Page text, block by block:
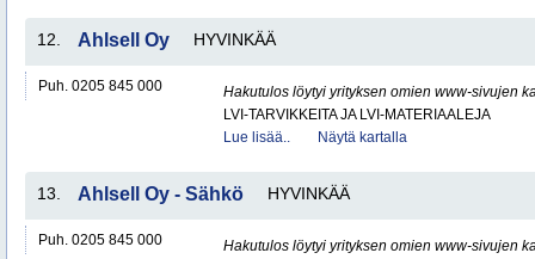
12. Ahlsell Oy HYVINKÄÄ
Puh. 0205 845 000
Hakutulos löytyi yrityksen omien www-sivujen
LVI-TARVIKKEITA JA LVI-MATERIAALEJA
Lue lisää..
Näytä kartalla
13. Ahlsell Oy - Sähkö HYVINKÄÄ
Puh. 0205 845 000
Hakutulos löytyi yrityksen omien www-sivujen